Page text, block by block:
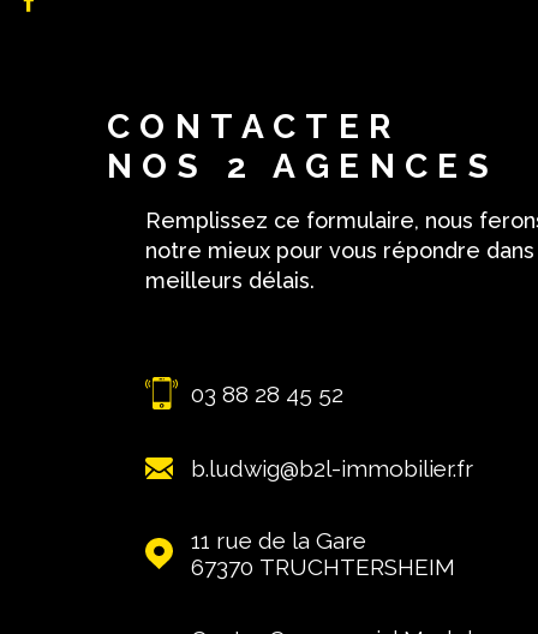
CONTACTER
NOS 2 AGENCES
Remplissez ce formulaire, nous
notre mieux pour vous répondre
meilleurs délais.
03 88 28 45 52
b.ludwig@b2l-immobilier.fr
11 rue de la Gare
67370
TRUCHTERSHEIM